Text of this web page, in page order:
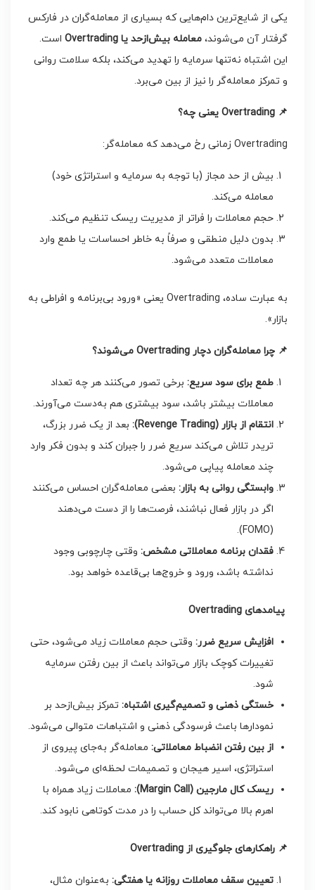
یکی از شایع‌ترین دام‌هایی که بسیاری از معامله‌گران در فارکس
گرفتار آن می‌شوند، معامله بیش‌ازحد یا
است.
این اشتباه نه‌تنها سرمایه را تهدید می‌کند، بلکه سلامت روانی
و تمرکز معامله‌گر را نیز از بین می‌برد.
📌 یعنی چه؟
Overtrading زمانی رخ می‌دهد که معامله‌گر:
بیش از حد مجاز (با توجه به سرمایه و استراتژی خود)
معامله می‌کند.
حجم معاملات را فراتر از مدیریت ریسک تنظیم می‌کند.
بدون دلیل منطقی و صرفاً به خاطر احساسات یا طمع وارد
معاملات متعدد می‌شود.
به عبارت ساده، Overtrading یعنی «ورود بی‌برنامه و افراطی به
بازار».
📌 چرا معامله‌گران دچار می‌شوند؟
طمع برای سود سریع: برخی تصور می‌کنند هر چه تعداد
معاملات بیشتر باشد، سود بیشتری هم به‌دست می‌آورند.
انتقام از بازار (Revenge Trading):
بعد از یک ضرر بزرگ،
تریدر تلاش می‌کند سریع ضرر را جبران کند و بدون فکر وارد
چند معامله پیاپی می‌شود.
وابستگی روانی به بازار: بعضی معامله‌گران احساس می‌کنند
اگر در بازار فعال نباشند، فرصت‌ها را از دست می‌دهند
(FOMO).
فقدان برنامه معاملاتی مشخص: وقتی چارچوبی وجود
نداشته باشد، ورود و خروج‌ها بی‌قاعده خواهد بود.
پیامدهای
افزایش سریع ضرر: وقتی حجم معاملات زیاد می‌شود، حتی
تغییرات کوچک بازار می‌تواند باعث از بین رفتن سرمایه
شود.
خستگی ذهنی و تصمیم‌گیری اشتباه: تمرکز بیش‌ازحد بر
نمودارها باعث فرسودگی ذهنی و اشتباهات متوالی می‌شود.
از بین رفتن انضباط معاملاتی: معامله‌گر به‌جای پیروی از
استراتژی، اسیر هیجان و تصمیمات لحظه‌ای می‌شود.
ریسک کال مارجین (Margin Call):
معاملات زیاد همراه با
اهرم بالا می‌تواند کل حساب را در مدت کوتاهی نابود کند.
📌 راهکارهای جلوگیری از
تعیین سقف معاملات روزانه یا هفتگی: به‌عنوان مثال،